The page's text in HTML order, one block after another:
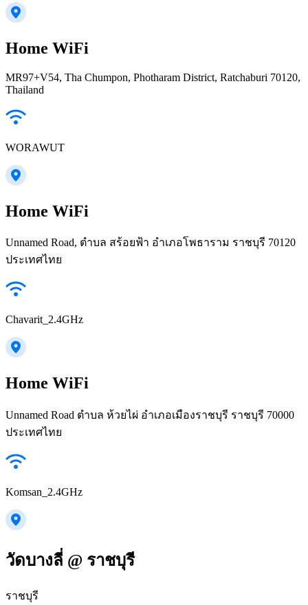
Home WiFi
MR97+V54, Tha Chumpon, Photharam District, Ratchaburi 70120,
Thailand
WORAWUT
Home WiFi
Unnamed Road, ตำบล สร้อยฟ้า อำเภอโพธาราม ราชบุรี 70120
ประเทศไทย
Chavarit_2.4GHz
Home WiFi
Unnamed Road ตำบล ห้วยไผ่ อำเภอเมืองราชบุรี ราชบุรี 70000
ประเทศไทย
Komsan_2.4GHz
วัดบางลี่ @ ราชบุรี
ราชบุรี